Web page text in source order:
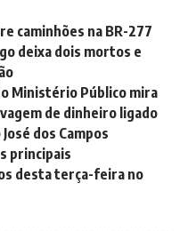
caminhões na BR-277
deixa dois mortos e
Ministério Público mira
de dinheiro ligado
José dos Campos
principais
desta terça-feira no